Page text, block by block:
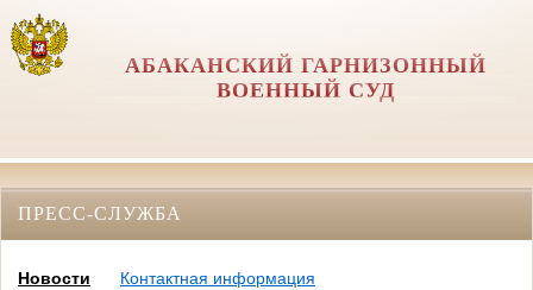
АБАКАНСКИЙ ГАРНИЗОННЫЙ
ВОЕННЫЙ СУД
ПРЕСС-СЛУЖБА
Новости
Контактная информация